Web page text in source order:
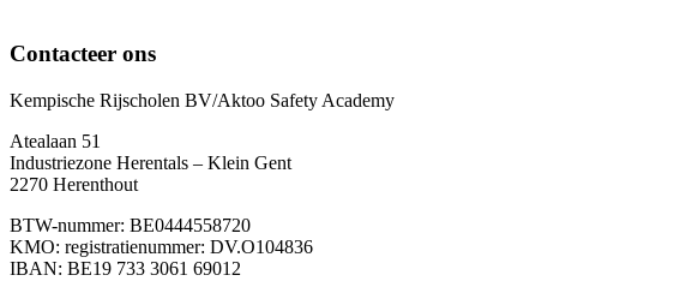
Contacteer ons
Kempische Rijscholen BV/Aktoo Safety Academy
Atealaan 51
Industriezone Herentals – Klein Gent
2270 Herenthout
BTW-nummer: BE0444558720
KMO: registratienummer: DV.O104836
IBAN: BE19 733 3061 69012